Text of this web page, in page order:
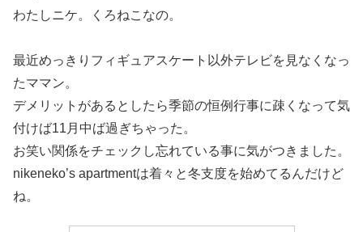
わたしニケ。くろねこなの。
最近めっきりフィギュアスケート以外テレビを見なくなっ
たママン。
デメリットがあるとしたら季節の恒例行事に疎くなって気
付けば11月中ば過ぎちゃった。
お笑い関係をチェックし忘れている事に気がつきました。
nikeneko’s apartmentは着々と冬支度を始めてるんだけど
ね。